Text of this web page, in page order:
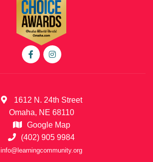
1612 N. 24th Street
Omaha, NE 68110
Google Map
(402) 905 9984
info@learningcommunity.org